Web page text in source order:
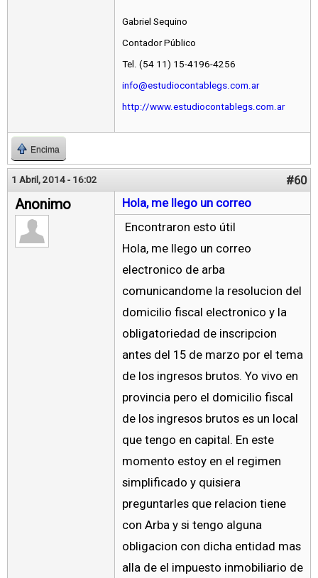
Gabriel Sequino
Contador Público
Tel. (54 11) 15-4196-4256
info@estudiocontablegs.com.ar
http://www.estudiocontablegs.com.ar
Encima
1 Abril, 2014 - 16:02 #60
Anonimo
Hola, me llego un correo
Encontraron esto útil
Hola, me llego un correo
electronico de arba
comunicandome la resolucion del
domicilio fiscal electronico y la
obligatoriedad de inscripcion
antes del 15 de marzo por el tema
de los ingresos brutos. Yo vivo en
provincia pero el domicilio fiscal
de los ingresos brutos es un local
que tengo en capital. En este
momento estoy en el regimen
simplificado y quisiera
preguntarles que relacion tiene
con Arba y si tengo alguna
obligacion con dicha entidad mas
alla de el impuesto inmobiliario de